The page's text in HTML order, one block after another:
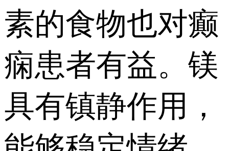
素的食物也对癫
痫患者有益。镁
具有镇静作用，